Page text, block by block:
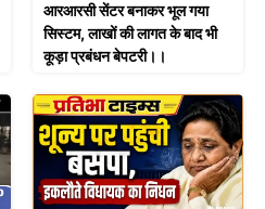
आरआरसी सेंटर बनाकर भूल गया
सिस्टम, लाखों की लागत के बाद भी
कूड़ा प्रबंधन बेपटरी।।